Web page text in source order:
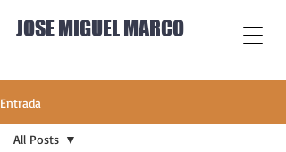
JOSE MIGUEL MARCO
Entrada
All Posts